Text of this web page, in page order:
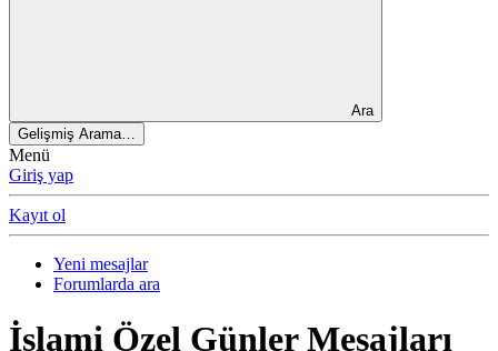
Ara
Gelişmiş Arama…
Menü
Giriş yap
Kayıt ol
Yeni mesajlar
Forumlarda ara
İslami Özel Günler Mesajları